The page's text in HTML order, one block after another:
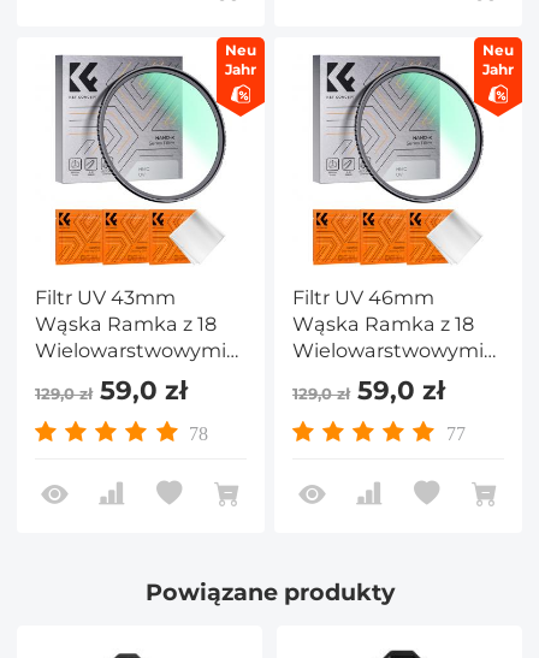
Neu
Jahr
Filtr UV 43mm
Wąska Ramka z 18
Wielowarstwowymi
Powłokami do
Obiektywu Aparatu -
Seria Nano-Klear
129,0 zł59,0 zł
78
Neu
Jahr
Filtr UV 46mm
Wąska Ramka z 18
Wielowarstwowymi
Powłokami do
Obiektywu Aparatu -
Seria Nano-Klear
129,0 zł59,0 zł
77
Powiązane produkty